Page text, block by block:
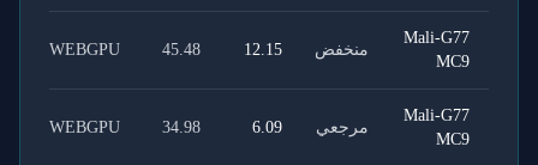
Mali-G77
MC9
منخفض 12.15
45.48
WEBGPU
Mali-G77
MC9
مرجعي 6.09
34.98
WEBGPU